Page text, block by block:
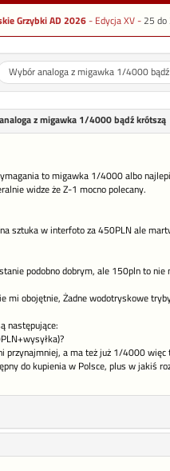
Grzybki AD 2026- Edycja XV -25 do
Wybór analoga z migawka 1/4000
z migawka 1/4000 bądź krótszą
to migawka 1/4000 albo
widze że Z-1 mocno polecany.
sztuka w interfoto za 450PLN ale
podobno dobrym, ale 150pln to
mi obojętnie, Żadne wodotryskowe
następujące:
przynajmniej, a ma też już 1/4000 więc
do kupienia w Polsce, plus w jakiś